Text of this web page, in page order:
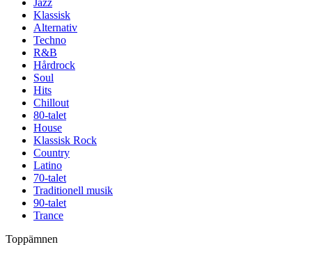
Jazz
Klassisk
Alternativ
Techno
R&B
Hårdrock
Soul
Hits
Chillout
80-talet
House
Klassisk Rock
Country
Latino
70-talet
Traditionell musik
90-talet
Trance
Toppämnen